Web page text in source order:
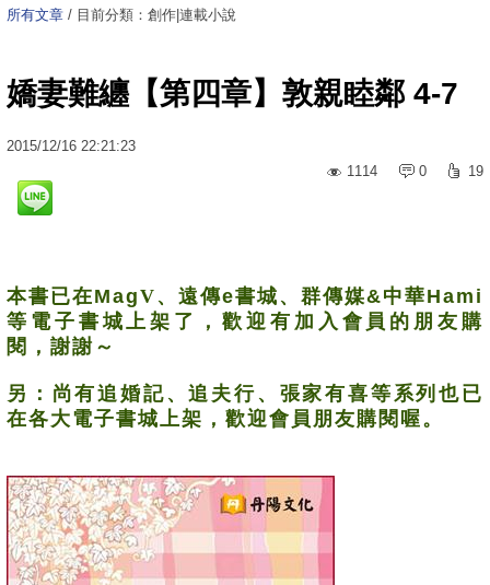
所有文章 / 目前分類：創作|連載小說
嬌妻難纏【第四章】敦親睦鄰 4-7
2015/12/16 22:21:23
1114
0 19
本書已在MagV、遠傳e書城、群傳媒&中華Hami
等電子書城上架了，歡迎有加入會員的朋友購
閱，謝謝～
另：尚有追婚記、追夫行、張家有喜等系列也已
在各大電子書城上架，歡迎會員朋友購閱喔。